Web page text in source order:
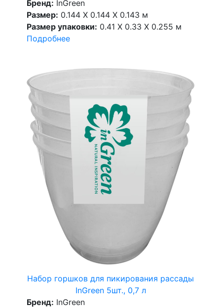
Бренд: InGreen
Размер: 0.144 X 0.144 X 0.143 м
Размер упаковки: 0.41 X 0.33 X 0.255 м
Подробнее
Набор горшков для пикирования рассады
InGreen 5шт., 0,7 л
Бренд: InGreen